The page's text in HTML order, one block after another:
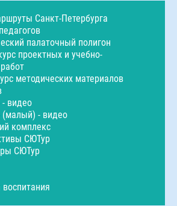
Санкт-Петербурга
палаточный полигон
проектных и учебно-
методических материалов
- видео
(малый) - видео
комплекс
СЮТур
СЮТур